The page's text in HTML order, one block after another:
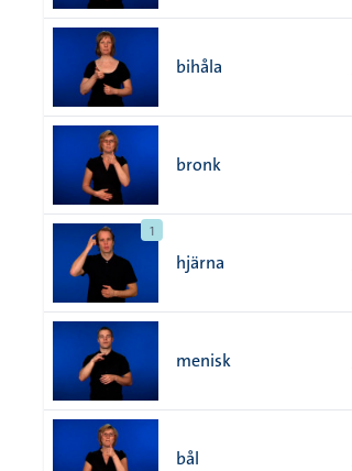
bihåla
bronk
1
hjärna
menisk
bål